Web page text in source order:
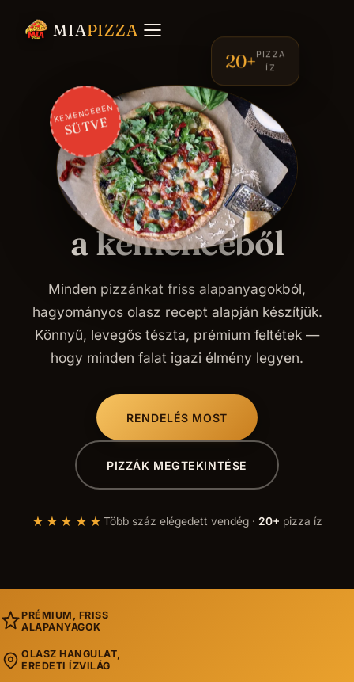
MIAPIZZA
ÜDVÖZLÜNK A MIA PIZZÁNÁL
Ropogós,
olasz pizza
a kemencéből
Minden pizzánkat friss alapanyagokból,
hagyományos olasz recept alapján készítjük.
Könnyű, levegős tészta, prémium feltétek —
hogy minden falat igazi élmény legyen.
RENDELÉS MOST
PIZZÁK MEGTEKINTÉSE
★★★★★ Több száz elégedett vendég · 20+ pizza íz
MIA PIZZA · KEMENCÉBEN SÜTVE · FRISS ALAPANYAGOK · NÁPOLYI RECEPT ·
KEMENCÉBEN
SÜTVE
20+PIZZA
ÍZ
PRÉMIUM, FRISS
ALAPANYAGOK
OLASZ HANGULAT,
EREDETI ÍZVILÁG